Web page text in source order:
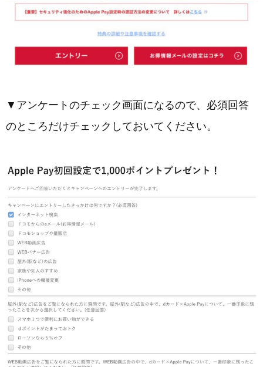
▼アンケートのチェック画面になるので、必須回答
のところだけチェックしておいてください。